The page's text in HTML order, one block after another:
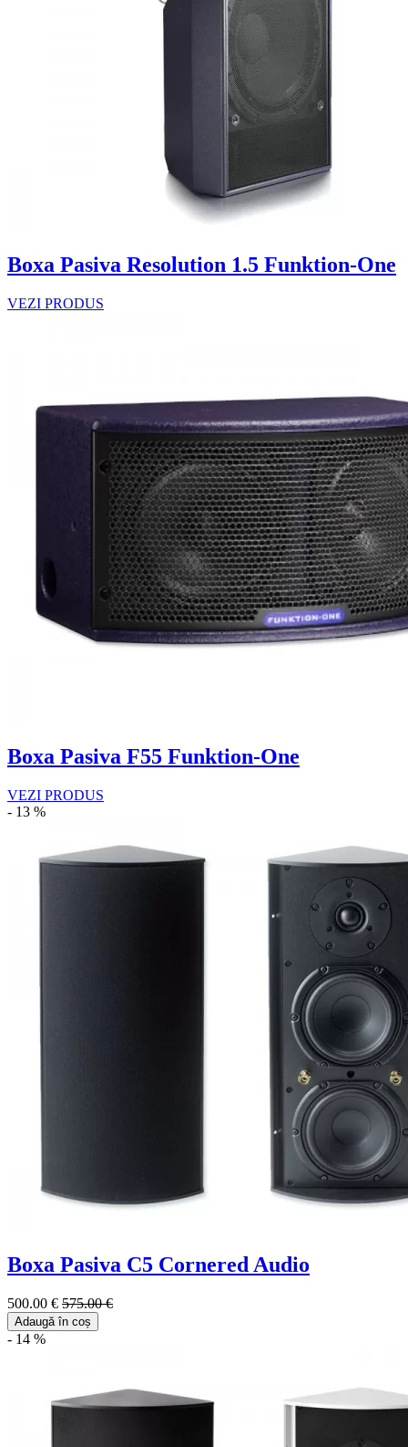
Boxa Pasiva Resolution 1.5 Funktion-One
VEZI PRODUS
Boxa Pasiva F55 Funktion-One
VEZI PRODUS
- 13 %
Boxa Pasiva C5 Cornered Audio
500.00 € 575.00 €
Adaugă în coș
- 14 %